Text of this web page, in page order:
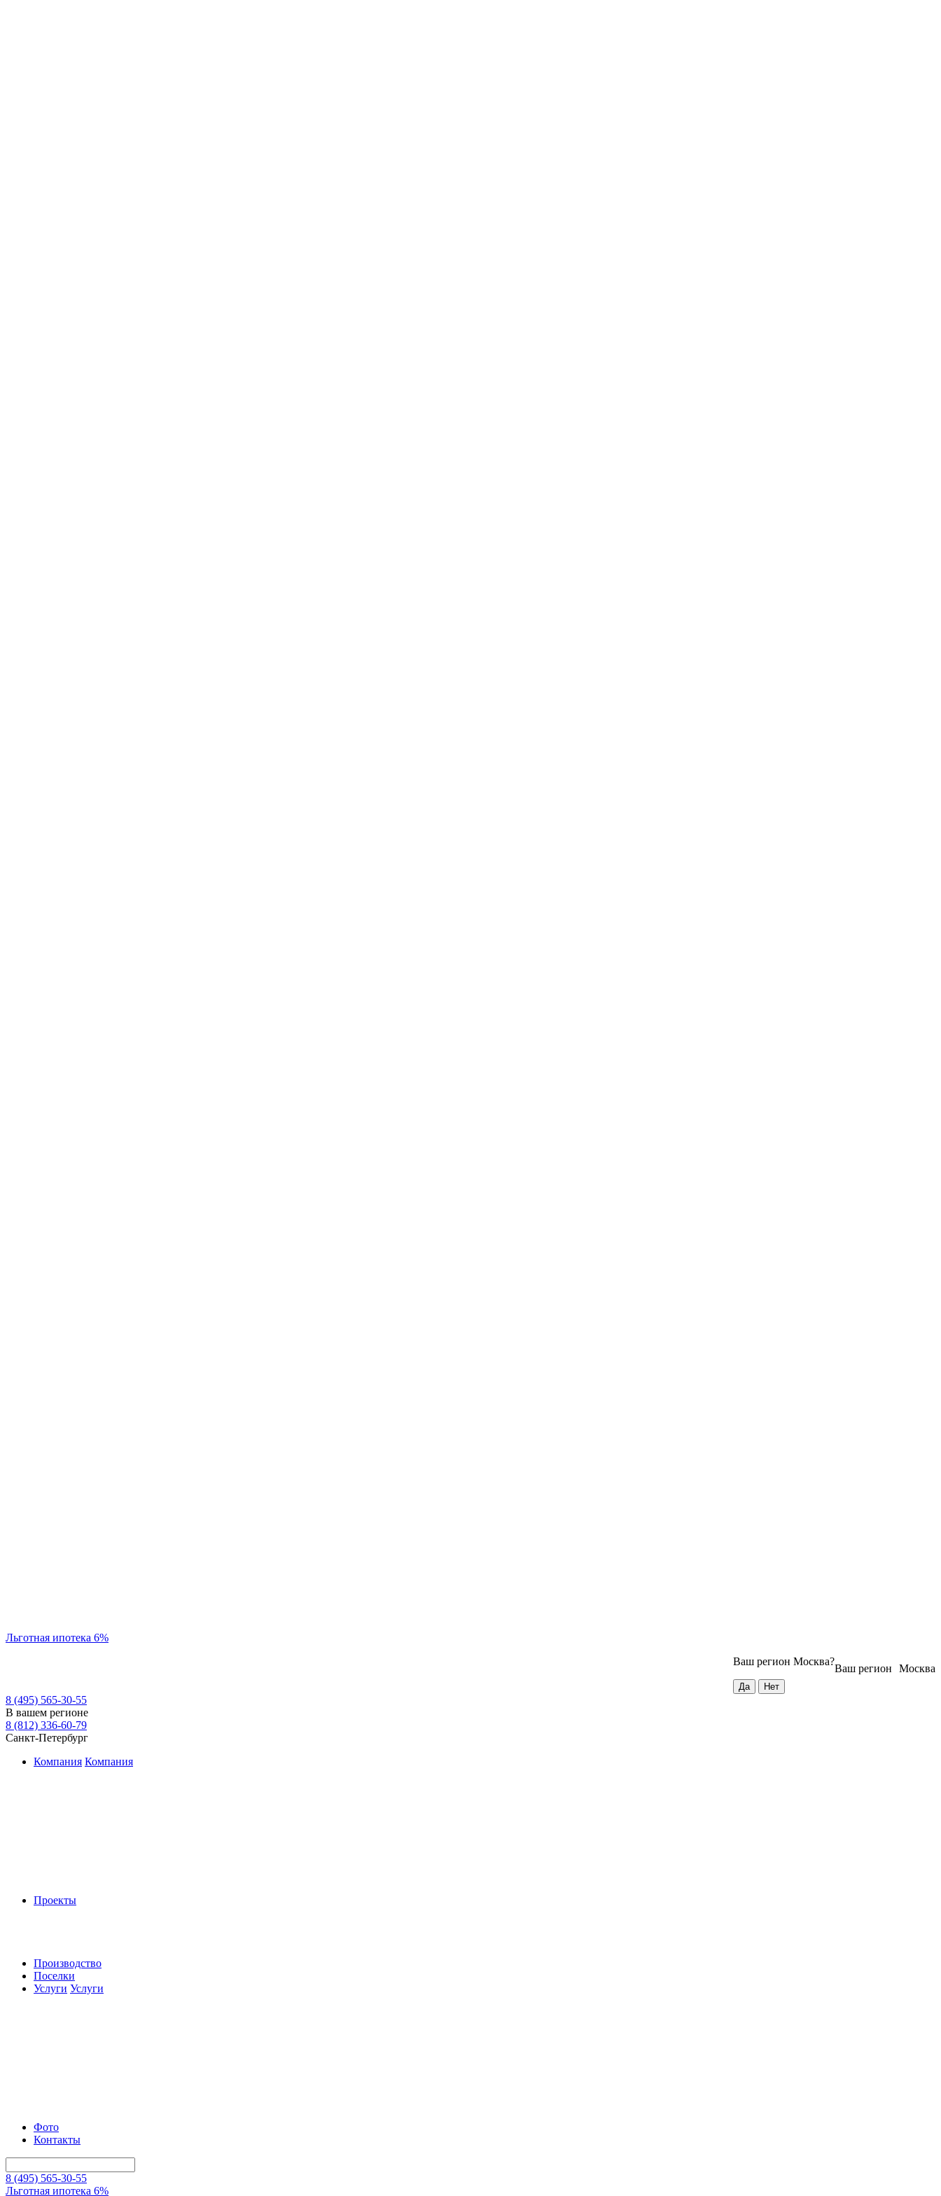
Льготная ипотека 6%
Москва
Ваш регион
Ваш регион Москва?
8 (495) 565-30-55
В вашем регионе
8 (812) 336-60-79
Санкт-Петербург
Компания Компания
Проекты
Производство
Поселки
Услуги Услуги
Фото
Контакты
8 (495) 565-30-55
Льготная ипотека 6%